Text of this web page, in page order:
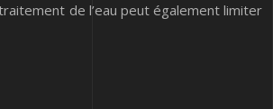
de l’eau peut également limiter